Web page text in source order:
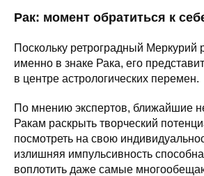
Рак: момент обратиться к
Поскольку ретроградный Меркурий
именно в знаке Рака, его
в центре астрологических перемен.
По мнению экспертов, ближайшие
Ракам раскрыть творческий
посмотреть на свою
излишняя импульсивность
воплотить даже самые